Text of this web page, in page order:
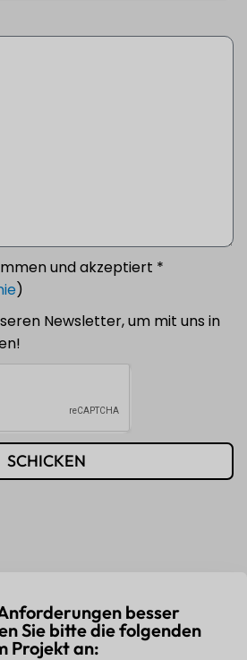
und akzeptiert *
)
Newsletter, um mit uns in
SCHICKEN
besser
Sie bitte die folgenden
Projekt an: